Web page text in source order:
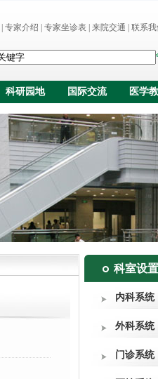
专家介绍 专家坐诊表 来院交通 联系我
科研园地 国际交流 医学
科室设置
内科系统
外科系统
门诊系统